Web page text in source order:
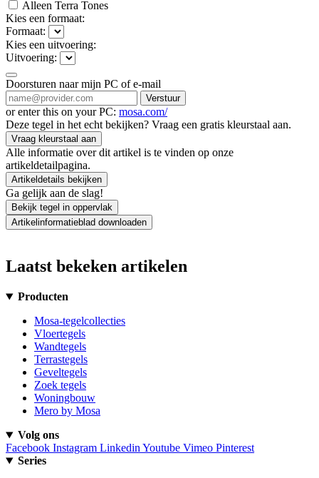
Alleen Terra Tones
Kies een formaat:
Formaat:
Kies een uitvoering:
Uitvoering:
Doorsturen naar mijn PC of e-mail
Verstuur
or enter this on your PC: mosa.com/
Deze tegel in het echt bekijken? Vraag een gratis kleurstaal aan.
Vraag kleurstaal aan
Alle informatie over dit artikel is te vinden op onze
artikeldetailpagina.
Artikeldetails bekijken
Ga gelijk aan de slag!
Bekijk tegel in oppervlak
Artikelinformatieblad downloaden
Laatst bekeken artikelen
Producten
Mosa-tegelcollecties
Vloertegels
Wandtegels
Terrastegels
Geveltegels
Zoek tegels
Woningbouw
Mero by Mosa
Volg ons
Facebook Instagram Linkedin Youtube Vimeo Pinterest
Series